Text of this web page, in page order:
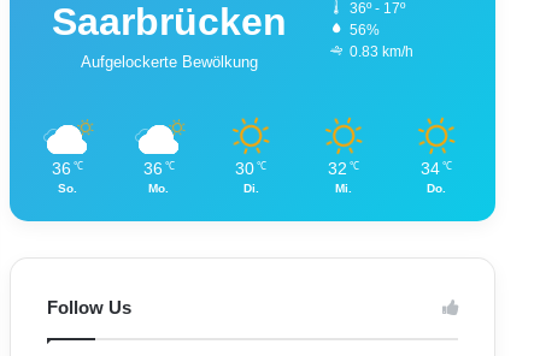
Saarbrücken
Aufgelockerte Bewölkung
36º - 17º
56%
0.83 km/h
36 ℃
So.
36 ℃
Mo.
30 ℃
Di.
32 ℃
Mi.
34 ℃
Do.
Follow Us